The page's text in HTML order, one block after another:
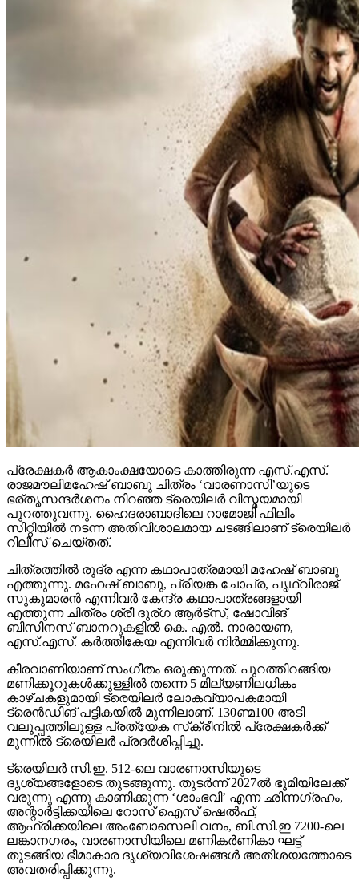
പ്രേക്ഷകര്‍ ആകാംക്ഷയോടെ കാത്തിരുന്ന എസ്.എസ്.
രാജമൗലിമഹേഷ് ബാബു ചിത്രം ‘വാരണാസി’യുടെ
ഭര്തൃസന്ദര്‍ശനം നിറഞ്ഞ ട്രെയിലര്‍ വിസ്മയമായി
പുറത്തുവന്നു. ഹൈദരാബാദിലെ റാമോജി ഫിലിം
സിറ്റിയില്‍ നടന്ന അതിവിശാലമായ ചടങ്ങിലാണ് ട്രെയിലര്‍
റിലീസ് ചെയ്തത്.
ചിത്രത്തില്‍ രുദ്ര എന്ന കഥാപാത്രമായി മഹേഷ് ബാബു
എത്തുന്നു. മഹേഷ് ബാബു, പ്രിയങ്ക ചോപ്ര, പൃഥ്വിരാജ്
സുകുമാരന്‍ എന്നിവര്‍ കേന്ദ്ര കഥാപാത്രങ്ങളായി
എത്തുന്ന ചിത്രം ശ്രീ ദുര്ഗ ആര്‍ട്‌സ്, ഷോവിങ്
ബിസിനസ് ബാനറുകളില്‍ കെ. എല്‍. നാരായണ,
എസ്.എസ്. കര്‍ത്തികേയ എന്നിവര്‍ നിര്‍മ്മിക്കുന്നു.
കീരവാണിയാണ് സംഗീതം ഒരുക്കുന്നത്. പുറത്തിറങ്ങിയ
മണിക്കൂറുകള്‍ക്കുള്ളില്‍ തന്നെ 5 മില്യണിലധികം
കാഴ്ചകളുമായി ട്രെയിലര്‍ ലോകവ്യാപകമായി
ട്രെന്‍ഡിങ് പട്ടികയില്‍ മുന്നിലാണ്. 130ണ്മ100 അടി
വലുപ്പത്തിലുള്ള പ്രത്യേക സ്‌ക്രീനില്‍ പ്രേക്ഷകര്‍ക്ക്
മുന്നില്‍ ട്രെയിലര്‍ പ്രദര്‍ശിപ്പിച്ചു.
ട്രെയിലര്‍ സി.ഇ. 512-ലെ വാരണാസിയുടെ
ദൃശ്യങ്ങളോടെ തുടങ്ങുന്നു. തുടര്‍ന്ന് 2027ല്‍ ഭൂമിയിലേക്ക്
വരുന്നു എന്നു കാണിക്കുന്ന ‘ശാംഭവി’ എന്ന ഛിന്നഗ്രഹം,
അന്റാര്‍ട്ടിക്കയിലെ റോസ് ഐസ് ഷെല്‍ഫ്,
ആഫ്രിക്കയിലെ അംബോസെലി വനം, ബി.സി.ഇ 7200-ലെ
ലങ്കാനഗരം, വാരണാസിയിലെ മണികര്‍ണികാ ഘട്ട്
തുടങ്ങിയ ഭീമാകാര ദൃശ്യവിശേഷങ്ങള്‍ അതിശയത്തോടെ
അവതരിപ്പിക്കുന്നു.